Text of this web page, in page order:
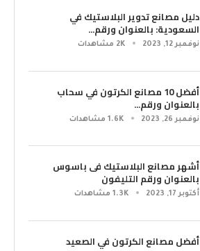
دليل مصانع تدوير البلاستيك في
السعودية: بالعنوان ورقم...
نوفمبر 12, 2023 2K مشاهدات
أفضل 10 مصانع الكرتون في سحاب
بالعنوان ورقم...
نوفمبر 26, 2023 1.6K مشاهدات
أشهر مصانع البلاستيك فى باسوس
بالعنوان ورقم التليفون
أكتوبر 17, 2023 1.3K مشاهدات
أفضل مصانع الكرتون في الصعيد